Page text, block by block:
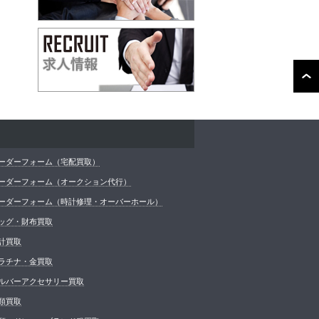
ダーフォーム（宅配買取）
ダーフォーム（オークション代行）
ダーフォーム（時計修理・オーバーホール）
グ・財布買取
買取
チナ・金買取
バーアクセサリー買取
買取